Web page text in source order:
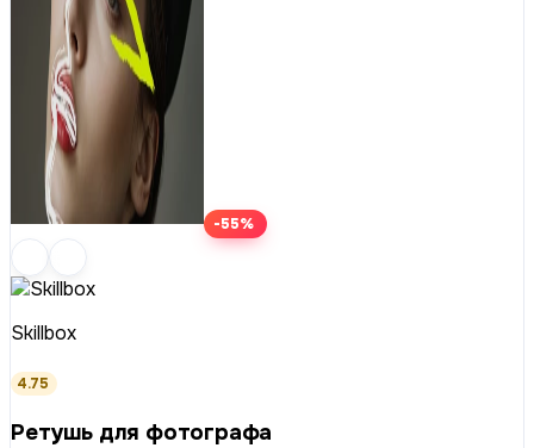
-55%
Skillbox
4.75
Ретушь для фотографа